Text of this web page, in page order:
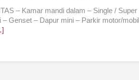
– Kamar mandi dalam – Single /
– Genset – Dapur mini – Parkir motor/